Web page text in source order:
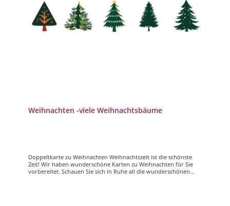
Weihnachten -viele Weihnachtsbäume
Doppeltkarte zu Weihnachten Weihnachtszeit ist die schönste
Zeit! Wir haben wunderschöne Karten zu Weihnachten für Sie
vorbereitet. Schauen Sie sich in Ruhe all die wunderschönen